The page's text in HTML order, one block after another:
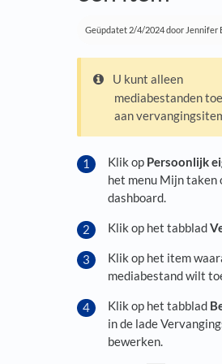
Geüpdatet 2/4/2024door Jennifer
U kunt alleen
mediabestanden
aan
Klik op Persoonlijk
het menu Mijn taken
dashboard.
Klik op het tabblad
Klik op het item
mediabestand wilt
Klik op het tabblad
in de lade
bewerken.